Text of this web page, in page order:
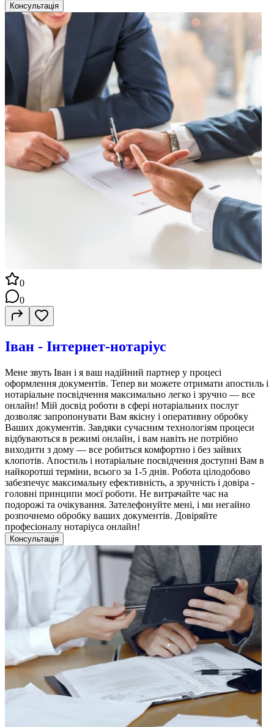
Консультація
0
0
Іван - Інтернет-нотаріус
Мене звуть Іван і я ваш надійний партнер у процесі
оформлення документів. Тепер ви можете отримати апостиль і
нотаріальне посвідчення максимально легко і зручно — все
онлайн! Мій досвід роботи в сфері нотаріальних послуг
дозволяє запропонувати Вам якісну і оперативну обробку
Ваших документів. Завдяки сучасним технологіям процеси
відбуваються в режимі онлайн, і вам навіть не потрібно
виходити з дому — все робиться комфортно і без зайвих
клопотів. Апостиль і нотаріальне посвідчення доступні Вам в
найкоротші терміни, всього за 1-5 днів. Робота цілодобово
забезпечує максимальну ефективність, а зручність і довіра -
головні принципи моєї роботи. Не витрачайте час на
подорожі та очікування. Зателефонуйте мені, і ми негайно
розпочнемо обробку ваших документів. Довіряйте
професіоналу нотаріуса онлайн!
Консультація